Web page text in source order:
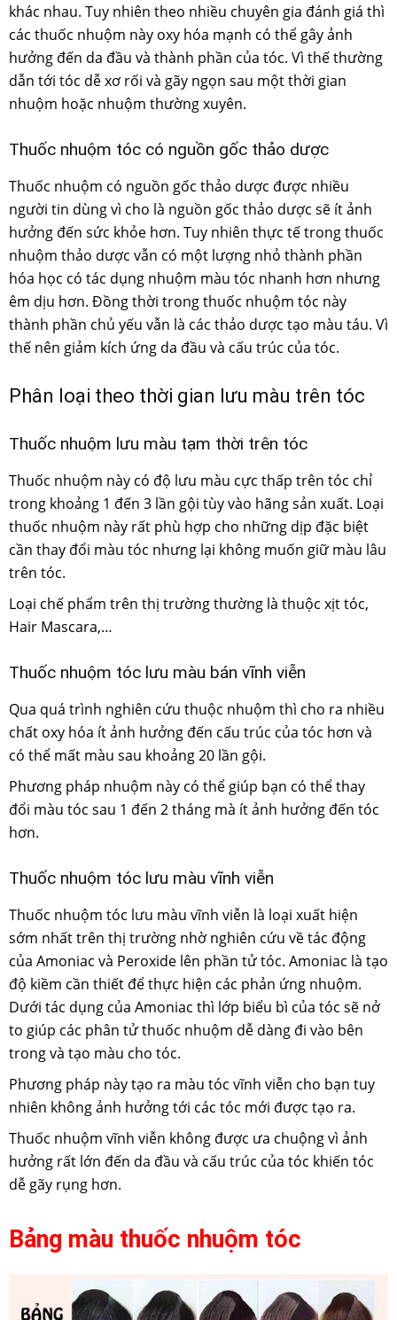
khác nhau. Tuy nhiên theo nhiều chuyên gia đánh giá thì
các thuốc nhuộm này oxy hóa mạnh có thể gây ảnh
hưởng đến da đầu và thành phần của tóc. Vì thế thường
dẫn tới tóc dễ xơ rối và gãy ngọn sau một thời gian
nhuộm hoặc nhuộm thường xuyên.
Thuốc nhuộm tóc có nguồn gốc thảo dược
Thuốc nhuộm có nguồn gốc thảo dược được nhiều
người tin dùng vì cho là nguồn gốc thảo dược sẽ ít ảnh
hưởng đến sức khỏe hơn. Tuy nhiên thực tế trong thuốc
nhuộm thảo dược vẫn có một lượng nhỏ thành phần
hóa học có tác dụng nhuộm màu tóc nhanh hơn nhưng
êm dịu hơn. Đồng thời trong thuốc nhuộm tóc này
thành phần chủ yếu vẫn là các thảo dược tạo màu táu. Vì
thế nên giảm kích ứng da đầu và cấu trúc của tóc.
Phân loại theo thời gian lưu màu trên tóc
Thuốc nhuộm lưu màu tạm thời trên tóc
Thuốc nhuộm này có độ lưu màu cực thấp trên tóc chỉ
trong khoảng 1 đến 3 lần gội tùy vào hãng sản xuất. Loại
thuốc nhuộm này rất phù hợp cho những dịp đặc biệt
cần thay đổi màu tóc nhưng lại không muốn giữ màu lâu
trên tóc.
Loại chế phẩm trên thị trường thường là thuộc xịt tóc,
Hair Mascara,…
Thuốc nhuộm tóc lưu màu bán vĩnh viễn
Qua quá trình nghiên cứu thuộc nhuộm thì cho ra nhiều
chất oxy hóa ít ảnh hưởng đến cấu trúc của tóc hơn và
có thể mất màu sau khoảng 20 lần gội.
Phương pháp nhuộm này có thể giúp bạn có thể thay
đổi màu tóc sau 1 đến 2 tháng mà ít ảnh hưởng đến tóc
hơn.
Thuốc nhuộm tóc lưu màu vĩnh viễn
Thuốc nhuộm tóc lưu màu vĩnh viễn là loại xuất hiện
sớm nhất trên thị trường nhờ nghiên cứu về tác động
của Amoniac và Peroxide lên phần tử tóc. Amoniac là tạo
độ kiềm cần thiết để thực hiện các phản ứng nhuộm.
Dưới tác dụng của Amoniac thì lớp biểu bì của tóc sẽ nở
to giúp các phân tử thuốc nhuộm dễ dàng đi vào bên
trong và tạo màu cho tóc.
Phương pháp này tạo ra màu tóc vĩnh viễn cho bạn tuy
nhiên không ảnh hưởng tới các tóc mới được tạo ra.
Thuốc nhuộm vĩnh viễn không được ưa chuộng vì ảnh
hưởng rất lớn đến da đầu và cấu trúc của tóc khiến tóc
dễ gãy rụng hơn.
Bảng màu thuốc nhuộm tóc